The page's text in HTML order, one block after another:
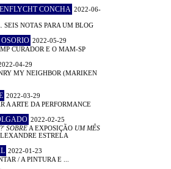
CONCHA 2022-06-
NOTAS PARA UM BLOG
2022-05-29
CURADOR E O MAM-SP
04-29
MY NEIGHBOR (MARIKEN
2022-03-29
A ARTE DA PERFORMANCE
2022-02-25
SOBRE A EXPOSIÇÃO UM MÊS
ESTRELA
2022-01-23
/ A PINTURA E ...